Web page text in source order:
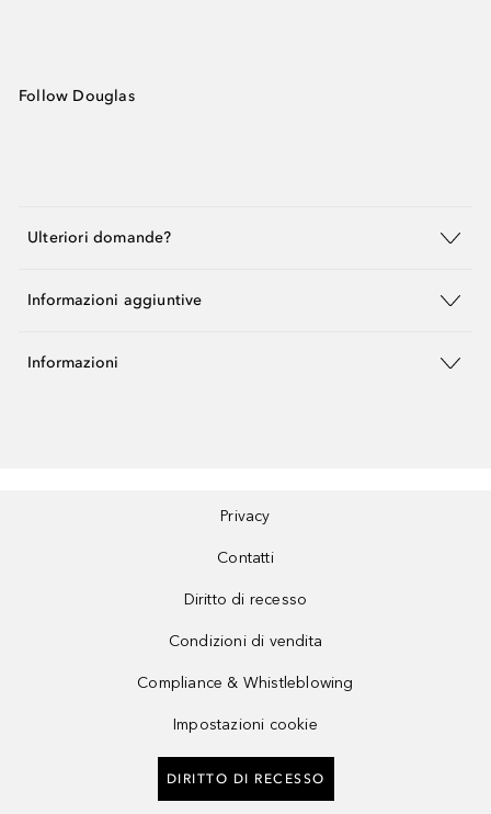
Follow Douglas
Ulteriori domande?
Informazioni aggiuntive
Informazioni
Privacy
Contatti
Diritto di recesso
Condizioni di vendita
Compliance & Whistleblowing
Impostazioni cookie
DIRITTO DI RECESSO